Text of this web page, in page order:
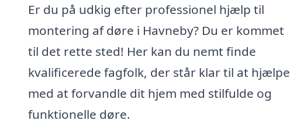
Er du på udkig efter professionel hjælp til
montering af døre i Havneby? Du er kommet
til det rette sted! Her kan du nemt finde
kvalificerede fagfolk, der står klar til at hjælpe
med at forvandle dit hjem med stilfulde og
funktionelle døre.